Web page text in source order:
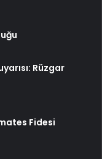
Rüzgar
Fidesi